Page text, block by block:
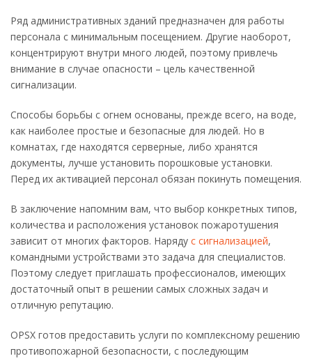
Ряд административных зданий предназначен для работы
персонала с минимальным посещением. Другие наоборот,
концентрируют внутри много людей, поэтому привлечь
внимание в случае опасности – цель качественной
сигнализации.
Способы борьбы с огнем основаны, прежде всего, на воде,
как наиболее простые и безопасные для людей. Но в
комнатах, где находятся серверные, либо хранятся
документы, лучше установить порошковые установки.
Перед их активацией персонал обязан покинуть помещения.
В заключение напомним вам, что выбор конкретных типов,
количества и расположения установок пожаротушения
зависит от многих факторов. Наряду с сигнализацией,
командными устройствами это задача для специалистов.
Поэтому следует приглашать профессионалов, имеющих
достаточный опыт в решении самых сложных задач и
отличную репутацию.
OPSX готов предоставить услуги по комплексному решению
противопожарной безопасности, с последующим